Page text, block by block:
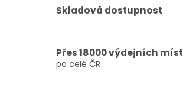
Skladová dostupnost
Přes 18000 výdejních míst
po celé ČR
Z